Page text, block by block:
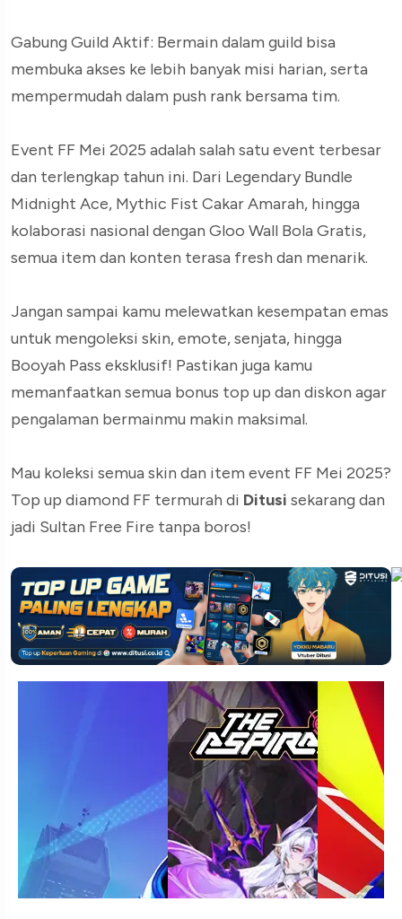
Gabung Guild Aktif: Bermain dalam guild bisa
membuka akses ke lebih banyak misi harian, serta
mempermudah dalam push rank bersama tim.
Event FF Mei 2025 adalah salah satu event terbesar
dan terlengkap tahun ini. Dari Legendary Bundle
Midnight Ace, Mythic Fist Cakar Amarah, hingga
kolaborasi nasional dengan Gloo Wall Bola Gratis,
semua item dan konten terasa fresh dan menarik.
Jangan sampai kamu melewatkan kesempatan emas
untuk mengoleksi skin, emote, senjata, hingga
Booyah Pass eksklusif! Pastikan juga kamu
memanfaatkan semua bonus top up dan diskon agar
pengalaman bermainmu makin maksimal.
Mau koleksi semua skin dan item event FF Mei 2025?
Top up diamond FF termurah di Ditusi sekarang dan
jadi Sultan Free Fire tanpa boros!